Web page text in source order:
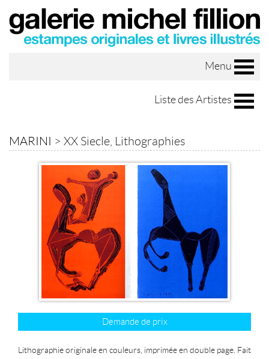
Menu
Liste des Artistes
MARINI > XX Siecle, Lithographies
Demande de prix
Lithographie originale en couleurs, imprimée en double page. Fait